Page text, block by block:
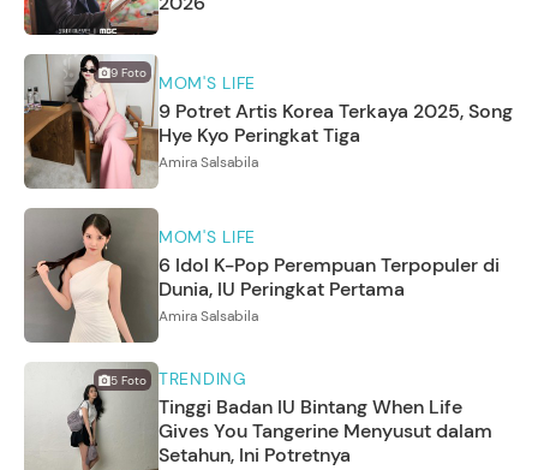
9 Foto MOM'S LIFE
9 Potret Artis Korea Terkaya 2025, Song
Hye Kyo Peringkat Tiga
Amira Salsabila
MOM'S LIFE
6 Idol K-Pop Perempuan Terpopuler di
Dunia, IU Peringkat Pertama
Amira Salsabila
5 Foto TRENDING
Tinggi Badan IU Bintang When Life
Gives You Tangerine Menyusut dalam
Setahun, Ini Potretnya